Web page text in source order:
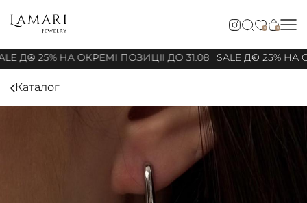
0 0
ДО 25% НА ОКРЕМІ ПОЗИЦІЇ ДО 31.08 SALE ДО 25% НА
Каталог